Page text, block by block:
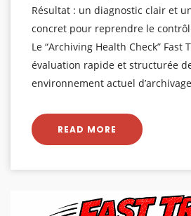
Résultat : un diagnostic clair et
concret pour reprendre le
Le “Archiving Health Check” Fast
évaluation rapide et structurée
environnement actuel
READ MORE